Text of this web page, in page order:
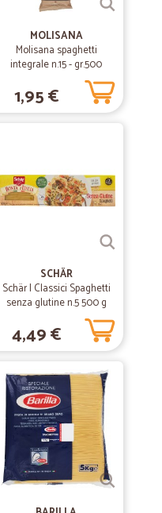
MOLISANA
Molisana spaghetti
integrale n.15 - gr.500
1,95 €
SCHÄR
Schär I Classici Spaghetti
senza glutine n.5 500 g
4,49 €